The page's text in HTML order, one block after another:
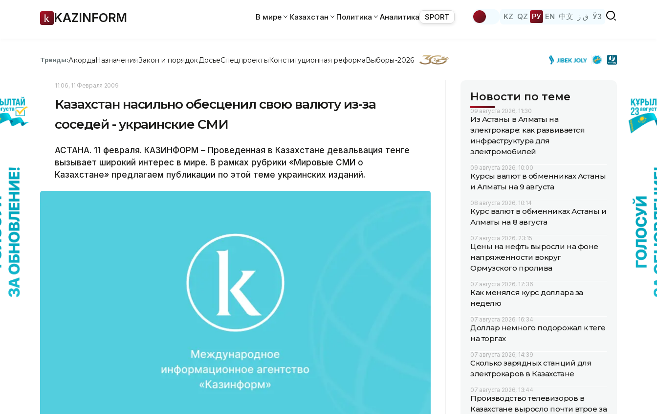
KAZINFORM В мире Казахстан Политика Аналитика SPORT KZ QZ РУ EN 中文 ق ز ЎЗ
Тренды:АкордаНазначенияЗакон и порядок ДосьеСпецпроектыКонституционная реформаВыборы-2026
11:06, 11 Февраля 2009
Казахстан насильно обесценил свою валюту из-за
соседей - украинские СМИ
АСТАНА. 11 февраля. КАЗИНФОРМ – Проведенная в Казахстане девальвация тенге
вызывает широкий интерес в мире. В рамках рубрики «Мировые СМИ о
Казахстане» предлагаем публикации по этой теме украинских изданий.
Новости по теме
09 августа 2026, 11:30
Из Астаны в Алматы на
электрокаре: как развивается
инфраструктура для
электромобилей
09 августа 2026, 10:00
Курсы валют в обменниках Астаны
и Алматы на 9 августа
08 августа 2026, 10:14
Курс валют в обменниках Астаны и
Алматы на 8 августа
07 августа 2026, 23:15
Цены на нефть выросли на фоне
напряженности вокруг
Ормузского пролива
07 августа 2026, 17:36
Как менялся курс доллара за
неделю
07 августа 2026, 16:34
Доллар немного подорожал к теңге
на торгах
07 августа 2026, 14:39
Сколько зарядных станций для
электрокаров в Казахстане
07 августа 2026, 13:44
Производство телевизоров в
Казахстане выросло почти втрое за